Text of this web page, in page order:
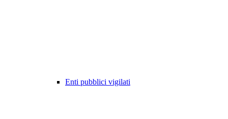
Enti pubblici vigilati